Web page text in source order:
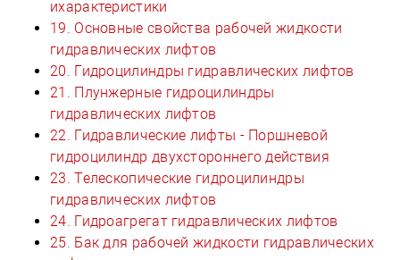
ихарактеристики
19. Основные свойства рабочей жидкости
гидравлических лифтов
20. Гидроцилиндры гидравлических лифтов
21. Плунжерные гидроцилиндры
гидравлических лифтов
22. Гидравлические лифты - Поршневой
гидроцилиндр двухстороннего действия
23. Телескопические гидроцилиндры
гидравлических лифтов
24. Гидроагрегат гидравлических лифтов
25. Бак для рабочей жидкости гидравлических